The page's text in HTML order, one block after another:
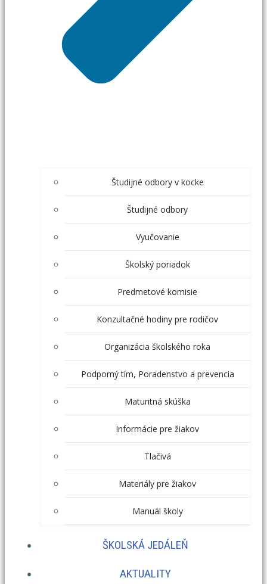
Študijné odbory v kocke
Študijné odbory
Vyučovanie
Školský poriadok
Predmetové komisie
Konzultačné hodiny pre rodičov
Organizácia školského roka
Podporný tím, Poradenstvo a prevencia
Maturitná skúška
Informácie pre žiakov
Tlačivá
Materiály pre žiakov
Manuál školy
ŠKOLSKÁ JEDÁLEŇ
AKTUALITY